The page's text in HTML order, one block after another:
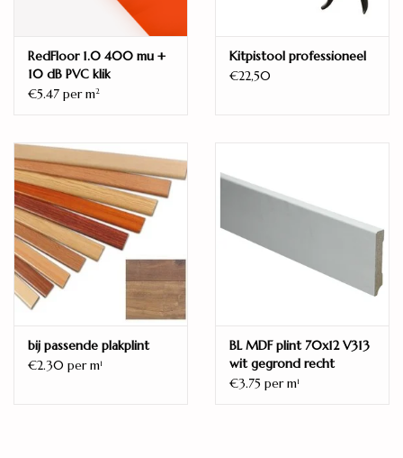
Zeer waterbestendig
Warmteweerstand (m2K/W)
Vellingkant
Micro 4V
Oppervlaktestructuur
Steenstructuur
Verbinding
Droplock / dropdown
Gebruiksklasse huishoudelijk
Gebruiksklasse commercieel
RedFloor 1.0 400 mu +
10 dB PVC klik
€5.47 per m2
Kitpistool professioneel
€22,50
bij passende plakplint
€2.30 per m1
BL MDF plint 70x12 V313
wit gegrond recht
€3.75 per m1